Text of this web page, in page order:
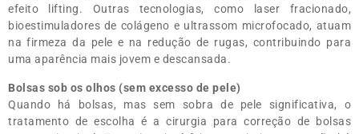
efeito lifting. Outras tecnologias, como laser fracionado,
bioestimuladores de colágeno e ultrassom microfocado, atuam
na firmeza da pele e na redução de rugas, contribuindo para
uma aparência mais jovem e descansada.
Bolsas sob os olhos (sem excesso de pele)
Quando há bolsas, mas sem sobra de pele significativa, o
tratamento de escolha é a cirurgia para correção de bolsas